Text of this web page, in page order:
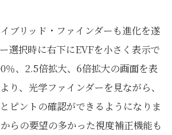
ブリッド・ファインダーも進化を遂
選択時に右下にEVFを小さく表示で
％、2.5倍拡大、6倍拡大の画面を表
り、光学ファインダーを見ながら、
ピントの確認ができるようになりま
らの要望の多かった視度補正機能も